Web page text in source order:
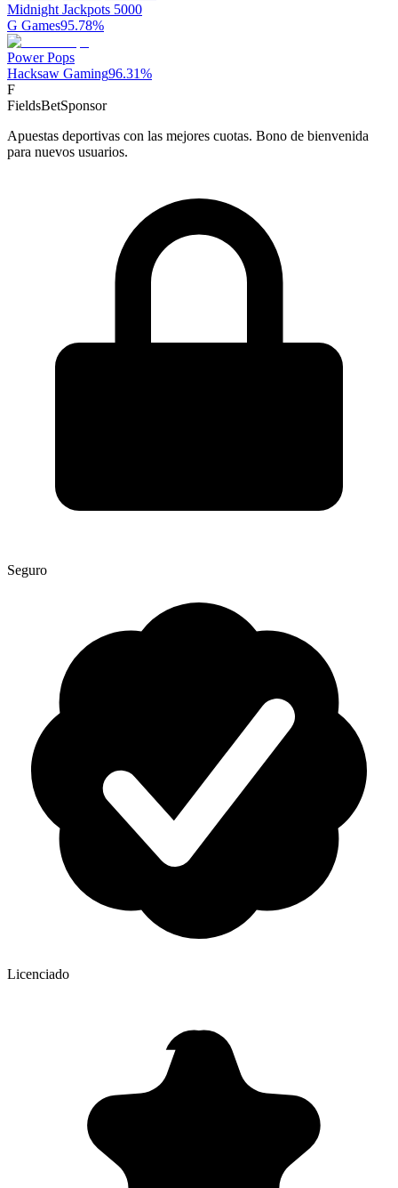
Midnight Jackpots 5000
G Games95.78%
Power Pops
Hacksaw Gaming96.31%
F
FieldsBetSponsor
Apuestas deportivas con las mejores cuotas. Bono de bienvenida
para nuevos usuarios.
Seguro
Licenciado